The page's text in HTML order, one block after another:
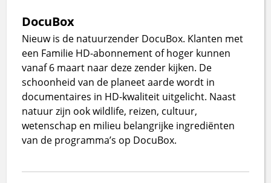
DocuBox
Nieuw is de natuurzender DocuBox. Klanten met
een Familie HD-abonnement of hoger kunnen
vanaf 6 maart naar deze zender kijken. De
schoonheid van de planeet aarde wordt in
documentaires in HD-kwaliteit uitgelicht. Naast
natuur zijn ook wildlife, reizen, cultuur,
wetenschap en milieu belangrijke ingrediënten
van de programma’s op DocuBox.